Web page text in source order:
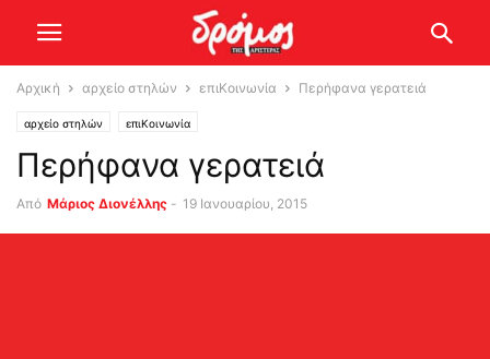
Αρχική αρχείο στηλών επιΚοινωνία Περήφανα γερατειά
αρχείο στηλών επιΚοινωνία
Περήφανα γερατειά
Από Μάριος Διονέλλης - 19 Ιανουαρίου, 2015